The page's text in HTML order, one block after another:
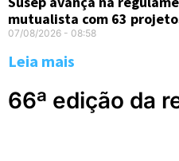
mutualista com 63
07/08/2026 08:58
Leia mais
66ª edição da